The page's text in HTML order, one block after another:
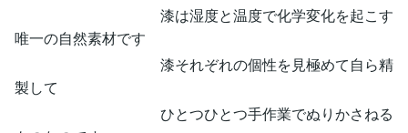
漆は湿度と温度で化学変化を起こす
唯一の自然素材です
漆それぞれの個性を見極めて自ら精
製して
ひとつひとつ手作業でぬりかさねる